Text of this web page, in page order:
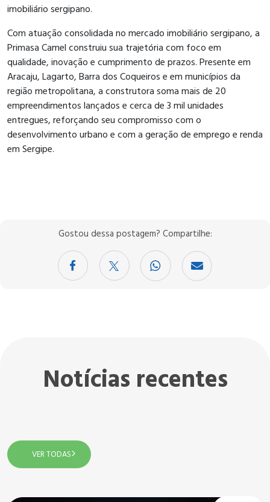
imobiliário sergipano.
Com atuação consolidada no mercado imobiliário sergipano, a
Primasa Camel construiu sua trajetória com foco em
qualidade, inovação e cumprimento de prazos. Presente em
Aracaju, Lagarto, Barra dos Coqueiros e em municípios da
região metropolitana, a construtora soma mais de 20
empreendimentos lançados e cerca de 3 mil unidades
entregues, reforçando seu compromisso com o
desenvolvimento urbano e com a geração de emprego e renda
em Sergipe.
Gostou dessa postagem? Compartilhe:
Notícias recentes
VER TODAS